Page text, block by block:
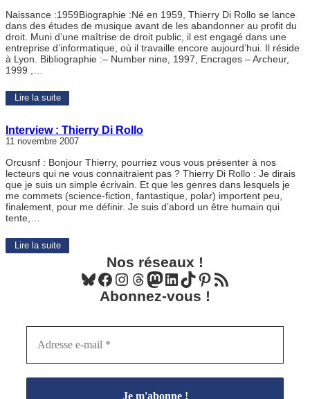
Naissance :1959Biographie :Né en 1959, Thierry Di Rollo se lance
dans des études de musique avant de les abandonner au profit du
droit. Muni d’une maîtrise de droit public, il est engagé dans une
entreprise d’informatique, où il travaille encore aujourd’hui. Il réside
à Lyon. Bibliographie :– Number nine, 1997, Encrages – Archeur,
1999 ,…
Lire la suite
Interview : Thierry Di Rollo
11 novembre 2007
Orcusnf : Bonjour Thierry, pourriez vous vous présenter à nos
lecteurs qui ne vous connaitraient pas ? Thierry Di Rollo : Je dirais
que je suis un simple écrivain. Et que les genres dans lesquels je
me commets (science-fiction, fantastique, polar) importent peu,
finalement, pour me définir. Je suis d’abord un être humain qui
tente,…
Lire la suite
Nos réseaux !
Bluesky Facebook Instagram Threads Mastodon LinkedIn TikTok Pinterest Flux RSS
Abonnez-vous !